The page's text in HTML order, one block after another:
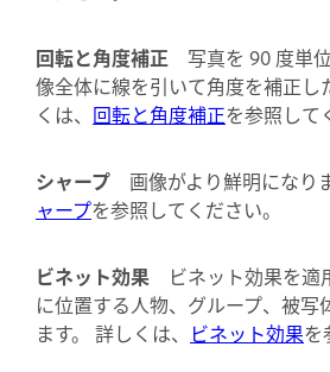
回転と角度補正
写真を 90 度単
像全体に線を引いて角度を補正し
くは、 回転と角度補正を参照して
シャープ 画像がより鮮明になり
ャープを参照してください。
ビネット効果
ビネット効果を
に位置する人物、グループ、被写
ます。 詳しくは、 ビネット効果を